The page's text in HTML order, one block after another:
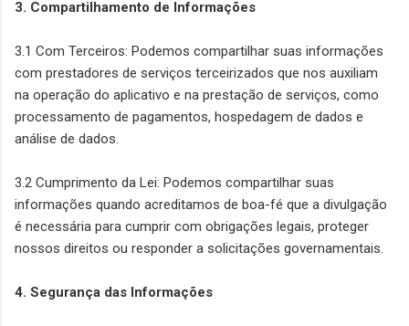
3. Compartilhamento de Informações
3.1 Com Terceiros: Podemos compartilhar suas informações
com prestadores de serviços terceirizados que nos auxiliam
na operação do aplicativo e na prestação de serviços, como
processamento de pagamentos, hospedagem de dados e
análise de dados.
3.2 Cumprimento da Lei: Podemos compartilhar suas
informações quando acreditamos de boa-fé que a divulgação
é necessária para cumprir com obrigações legais, proteger
nossos direitos ou responder a solicitações governamentais.
4. Segurança das Informações